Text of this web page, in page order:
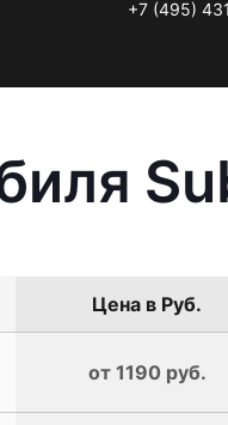
+7 (495)
Цена в Руб.
от 1190 руб.